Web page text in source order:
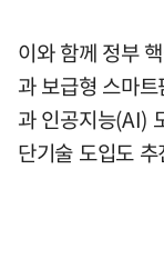
이와 함께 정부
과 보급형 스마
과 인공지능(AI)
단기술 도입도 추